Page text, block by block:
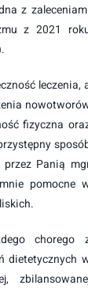
z
z 2021
leczenia,
fizyczna
przez Panią
pomocne
chorego
dietetycznych